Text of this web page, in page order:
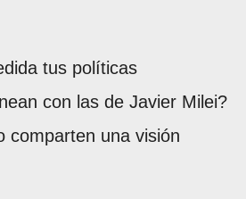
tus políticas
con las de Javier Milei?
comparten una visión